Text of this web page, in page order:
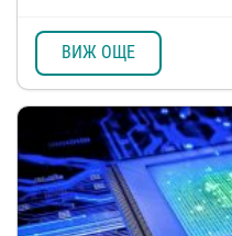
ВИЖ ОЩЕ